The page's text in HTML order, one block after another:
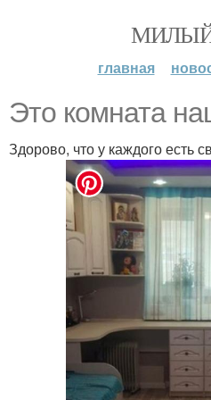
главная
Это комната
Здорово, что у каждого есть